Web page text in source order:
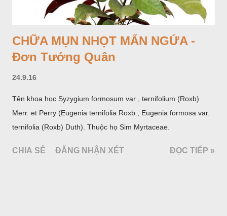
CHỮA MỤN NHỌT MẨN NGỨA -
Đơn Tướng Quân
24.9.16
Tên khoa học Syzygium formosum var , ternifolium (Roxb)
Merr. et Perry (Eugenia ternifolia Roxb., Eugenia formosa var.
ternifolia (Roxb) Duth). Thuộc họ Sim Myrtaceae.
CHIA SẺ ĐĂNG NHẬN XÉT ĐỌC TIẾP »